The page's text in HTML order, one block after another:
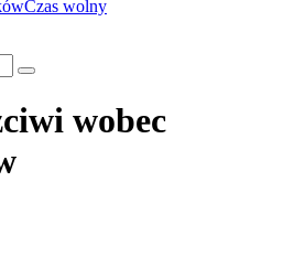
Czas wolny
wobec